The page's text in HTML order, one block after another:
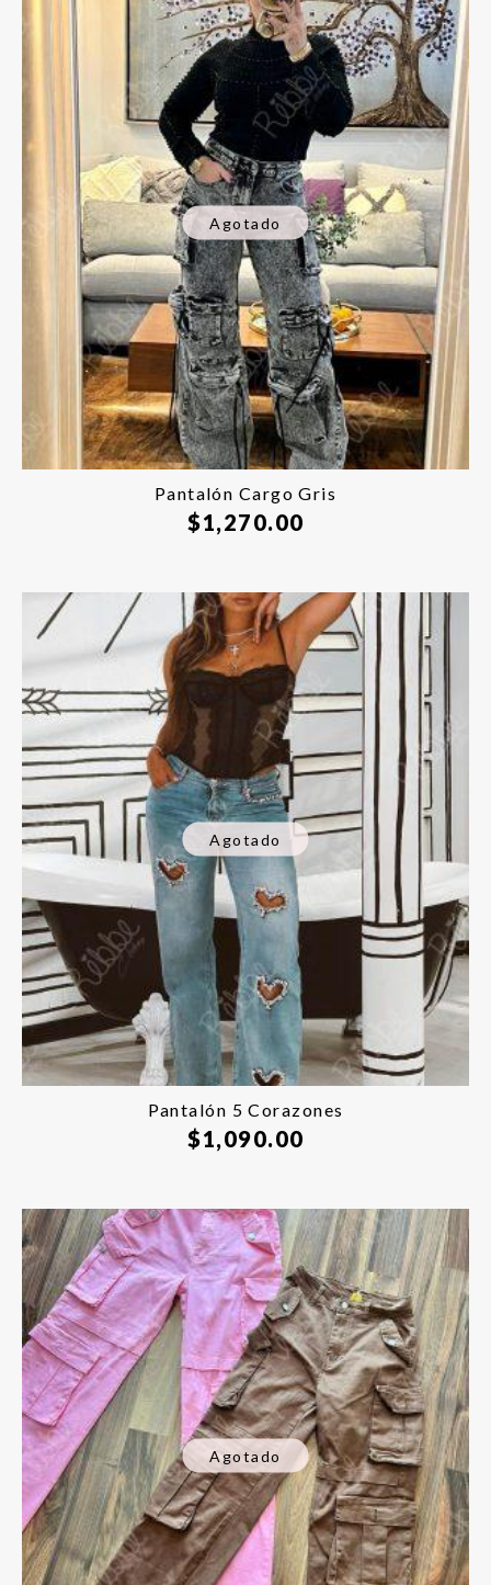
Agotado
Pantalón Cargo Gris
$1,270.00
Agotado
Pantalón 5 Corazones
$1,090.00
Agotado